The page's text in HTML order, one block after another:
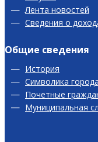
Лента новостей
Сведения о
Общие сведения
История
Символика города
Почетные
Муниципальная